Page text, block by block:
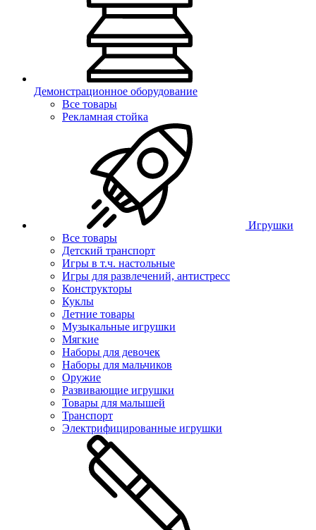
Демонстрационное оборудование
Все товары
Рекламная стойка
Игрушки
Все товары
Детский транспорт
Игры в т.ч. настольные
Игры для развлечений, антистресс
Конструкторы
Куклы
Летние товары
Музыкальные игрушки
Мягкие
Наборы для девочек
Наборы для мальчиков
Оружие
Развивающие игрушки
Товары для малышей
Транспорт
Электрифицированные игрушки